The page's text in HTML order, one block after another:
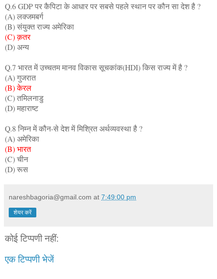
Q.6 GDP पर कैपिटा के आधार पर सबसे पहले स्थान पर कौन सा देश है ?
(A) लक्जमबर्ग
(B) संयुक्त राज्य अमेरिका
(C) क़तर
(D) अन्य
Q.7 भारत में उच्चतम मानव विकास सूचकांक(HDI) किस राज्य में है ?
(A) गुजरात
(B) केरल
(C) तमिलनाडु
(D) महाराष्ट
Q.8 निम्न में कौन-से देश में मिश्रित अर्थव्यवस्था है ?
(A) अमेरिका
(B) भारत
(C) चीन
(D) रूस
nareshbagoria@gmail.com at 7:49:00 pm
शेयर करें
कोई टिप्पणी नहीं:
एक टिप्पणी भेजें